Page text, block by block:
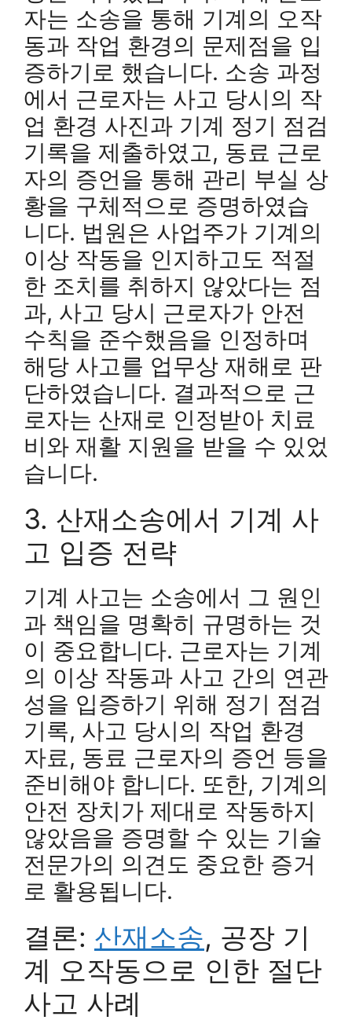
자는 소송을 통해 기계의 오작
동과 작업 환경의 문제점을 입
증하기로 했습니다. 소송 과정
에서 근로자는 사고 당시의 작
업 환경 사진과 기계 정기 점검
기록을 제출하였고, 동료 근로
자의 증언을 통해 관리 부실 상
황을 구체적으로 증명하였습
니다. 법원은 사업주가 기계의
이상 작동을 인지하고도 적절
한 조치를 취하지 않았다는 점
과, 사고 당시 근로자가 안전
수칙을 준수했음을 인정하며
해당 사고를 업무상 재해로 판
단하였습니다. 결과적으로 근
로자는 산재로 인정받아 치료
비와 재활 지원을 받을 수 있었
습니다.
3. 산재소송에서 기계 사
고 입증 전략
기계 사고는 소송에서 그 원인
과 책임을 명확히 규명하는 것
이 중요합니다. 근로자는 기계
의 이상 작동과 사고 간의 연관
성을 입증하기 위해 정기 점검
기록, 사고 당시의 작업 환경
자료, 동료 근로자의 증언 등을
준비해야 합니다. 또한, 기계의
안전 장치가 제대로 작동하지
않았음을 증명할 수 있는 기술
전문가의 의견도 중요한 증거
로 활용됩니다.
결론: 산재소송, 공장 기
계 오작동으로 인한 절단
사고 사례